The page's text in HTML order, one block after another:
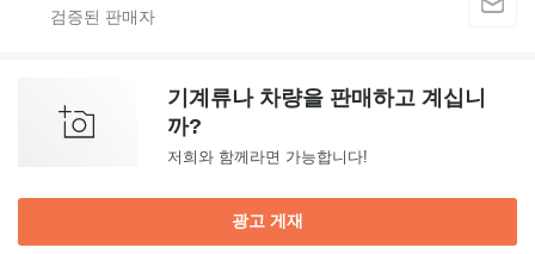
기계류나 차량을 판매하고 계십니
까?
저희와 함께라면 가능합니다!
광고 게재